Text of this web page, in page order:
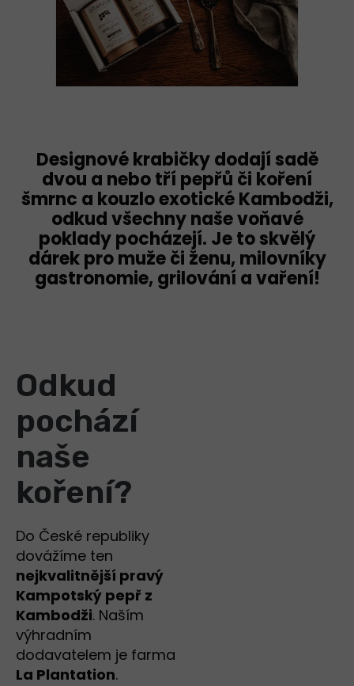
Designové krabičky dodají sadě
dvou a nebo tří pepřů či koření
šmrnc a kouzlo exotické Kambodži,
odkud všechny naše voňavé
poklady pocházejí. Je toskvělý
dárekpro muže či ženu, milovníky
gastronomie, grilování a vaření!
Odkud
pochází
naše
koření?
Do České republiky
dovážíme ten
nejkvalitnější pravý
Kampotský pepř z
Kambodži. Naším
výhradním
dodavatelem je farma
La Plantation.